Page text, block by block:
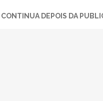
CONTINUA DEPOIS DA